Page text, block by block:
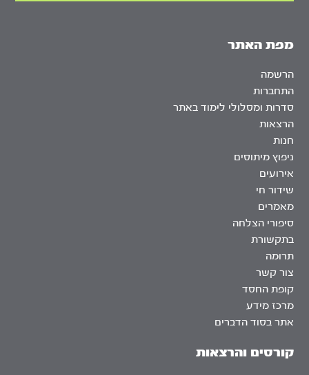
מפת האתר
הרשמה
התחברות
סדרות ומסלולי לימוד באתר
הרצאות
חנות
ניפוץ מיתוסים
אירועים
שידור חי
מאמרים
סיפורי הצלחה
בתקשורת
תרומה
צור קשר
קופת החסד
מרכז מידע
אתר בסוד הדברים
קורסים והרצאות